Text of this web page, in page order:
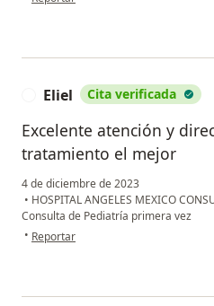
Eliel Cita verificada
Excelente atención y
tratamiento el mejor
4 de diciembre de 2023
• HOSPITAL ANGELES MEXICO
Consulta de Pediatría primera vez
• en opinión del usuario Eliel
Reportar